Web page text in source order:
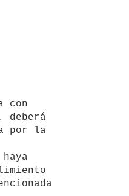
deberá
por la